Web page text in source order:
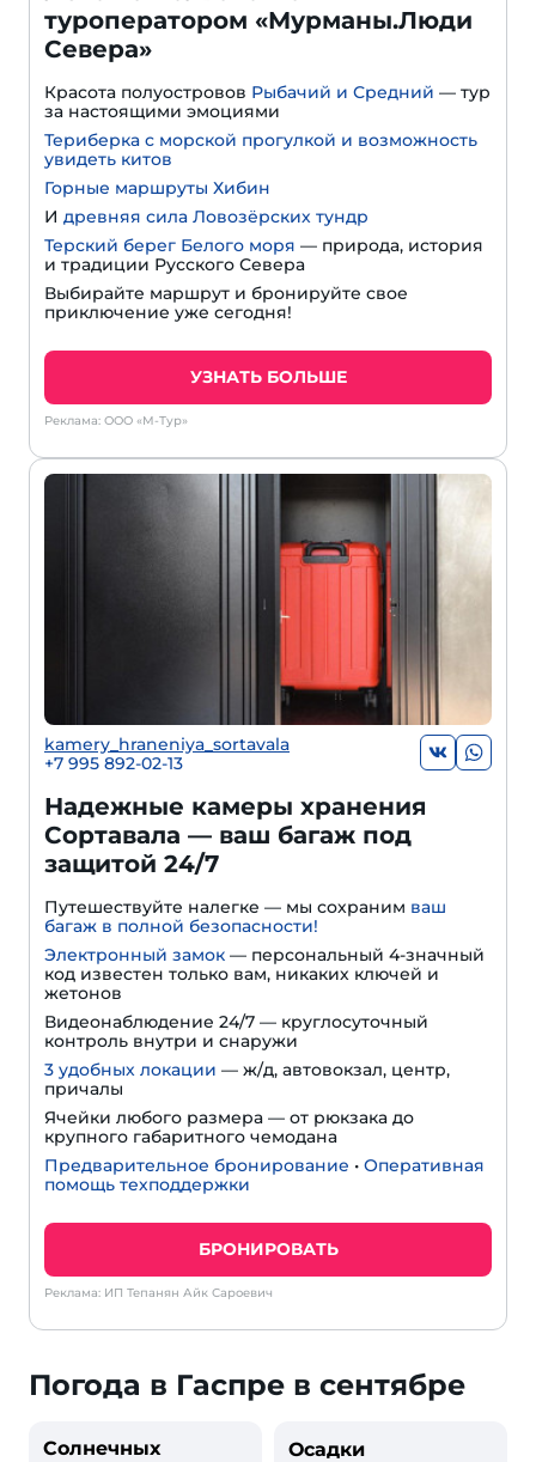
туроператором «Мурманы.Люди
Севера»
Красота полуостровов Рыбачий и Средний — тур
за настоящими эмоциями
Териберка с морской прогулкой и возможность
увидеть китов
Горные маршруты Хибин
И древняя сила Ловозёрских тундр
Терский берег Белого моря — природа, история
и традиции Русского Севера
Выбирайте маршрут и бронируйте свое
приключение уже сегодня!
УЗНАТЬ БОЛЬШЕ
Реклама: ООО «М-Тур»
kamery_hraneniya_sortavala
+7 995 892-02-13
Надежные камеры хранения
Сортавала — ваш багаж под
защитой 24/7
Путешествуйте налегке — мы сохраним ваш
багаж в полной безопасности!
Электронный замок — персональный 4-значный
код известен только вам, никаких ключей и
жетонов
Видеонаблюдение 24/7 — круглосуточный
контроль внутри и снаружи
3 удобных локации — ж/д, автовокзал, центр,
причалы
Ячейки любого размера — от рюкзака до
крупного габаритного чемодана
Предварительное бронирование • Оперативная
помощь техподдержки
БРОНИРОВАТЬ
Реклама: ИП Тепанян Айк Сароевич
Погода в Гаспре в сентябре
Солнечных
Осадки